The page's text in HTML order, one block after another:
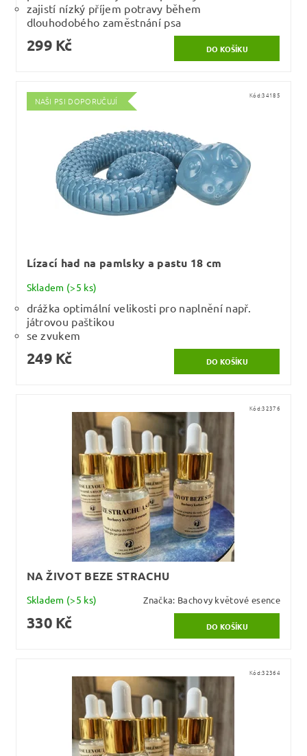
zajistí nízký příjem potravy během
dlouhodobého zaměstnání psa
299 Kč
NAŠI PSI DOPORUČUJÍ
Kód:34185
Lízací had na pamlsky a pastu 18 cm
Skladem (>5 ks)
drážka optimální velikosti pro naplnění např.
játrovou paštikou
se zvukem
249 Kč
Kód:32376
NA ŽIVOT BEZE STRACHU
Skladem (>5 ks) Značka: Bachovy květové esence
330 Kč
Kód:32364